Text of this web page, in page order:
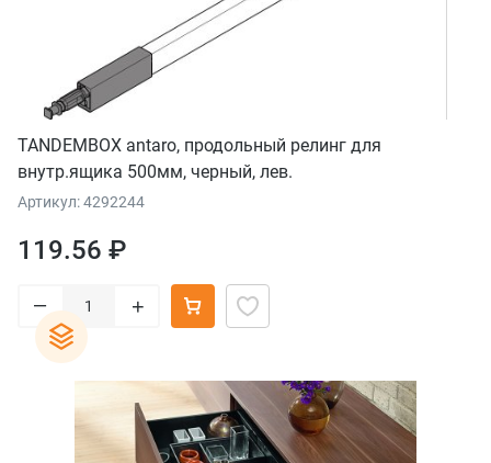
TANDEMBOX antaro, продольный релинг для
внутр.ящика 500мм, черный, лев.
Артикул: 4292244
119.56 ₽
– +